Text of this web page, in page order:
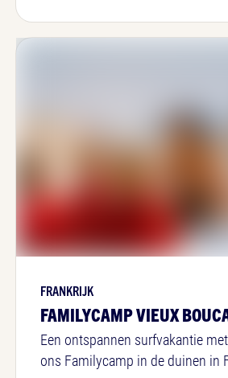
FRANKRIJK
FAMILYCAMP VIEUX
Een ontspannen surfvakantie
ons Familycamp in de duinen in